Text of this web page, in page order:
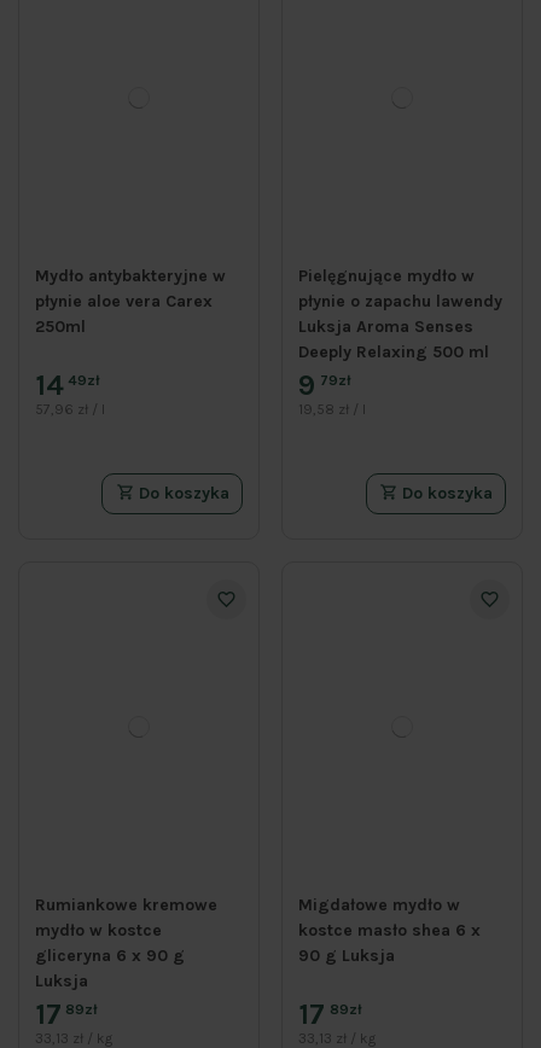
Mydło antybakteryjne w
płynie aloe vera Carex
250ml
14 49zł
57,96 zł / l
Do koszyka
Pielęgnujące mydło w
płynie o zapachu lawendy
Luksja Aroma Senses
Deeply Relaxing 500 ml
9 79zł
19,58 zł / l
Do koszyka
Rumiankowe kremowe
mydło w kostce
gliceryna 6 x 90 g
Luksja
17 89zł
33,13 zł / kg
Migdałowe mydło w
kostce masło shea 6 x
90 g Luksja
17 89zł
33,13 zł / kg